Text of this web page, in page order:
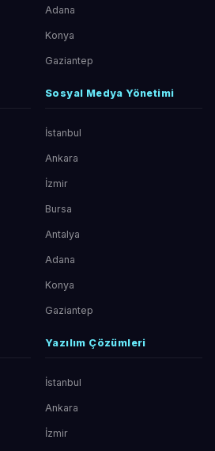
Adana
Konya
Gaziantep
Sosyal Medya Yönetimi
İstanbul
Ankara
İzmir
Bursa
Antalya
Adana
Konya
Gaziantep
Yazılım Çözümleri
İstanbul
Ankara
İzmir